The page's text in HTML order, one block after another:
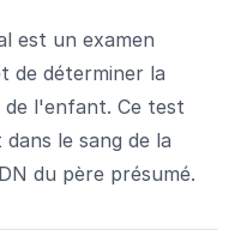
est un examen
de déterminer la
de l'enfant. Ce test
le sang de la
du père présumé.